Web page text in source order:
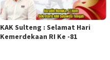
KAK Sulteng : Selamat Hari
Kemerdekaan RI Ke -81